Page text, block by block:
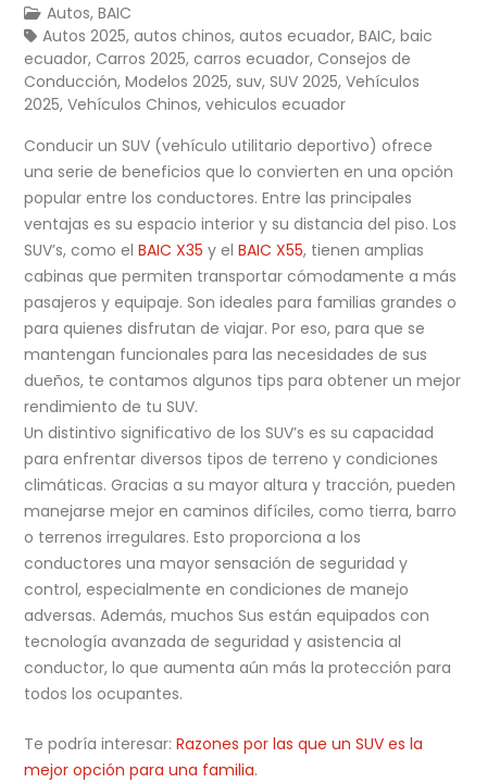
Autos,BAIC
Autos 2025,autos chinos,autos ecuador,BAIC,baic
ecuador,Carros 2025,carros ecuador,Consejos de
Conducción,Modelos 2025,suv,SUV 2025,Vehículos
2025,Vehículos Chinos,vehiculos ecuador
Conducir un SUV (vehículo utilitario deportivo) ofrece
una serie de beneficios que lo convierten en una opción
popular entre los conductores. Entre las principales
ventajas es su espacio interior y su distancia del piso. Los
SUV’s, como elBAIC X35 y elBAIC X55, tienen amplias
cabinas que permiten transportar cómodamente a más
pasajeros y equipaje. Son ideales para familias grandes o
para quienes disfrutan de viajar. Por eso, para que se
mantengan funcionales para las necesidades de sus
dueños, te contamos algunos tips para obtener un mejor
rendimiento de tu SUV.
Un distintivo significativo de los SUV’s es su capacidad
para enfrentar diversos tipos de terreno y condiciones
climáticas. Gracias a su mayor altura y tracción, pueden
manejarse mejor en caminos difíciles, como tierra, barro
o terrenos irregulares. Esto proporciona a los
conductores una mayor sensación de seguridad y
control, especialmente en condiciones de manejo
adversas. Además, muchos Sus están equipados con
tecnología avanzada de seguridad y asistencia al
conductor, lo que aumenta aún más la protección para
todos los ocupantes.
Te podría interesar:Razones por las que un SUV es la
mejor opción para una familia.